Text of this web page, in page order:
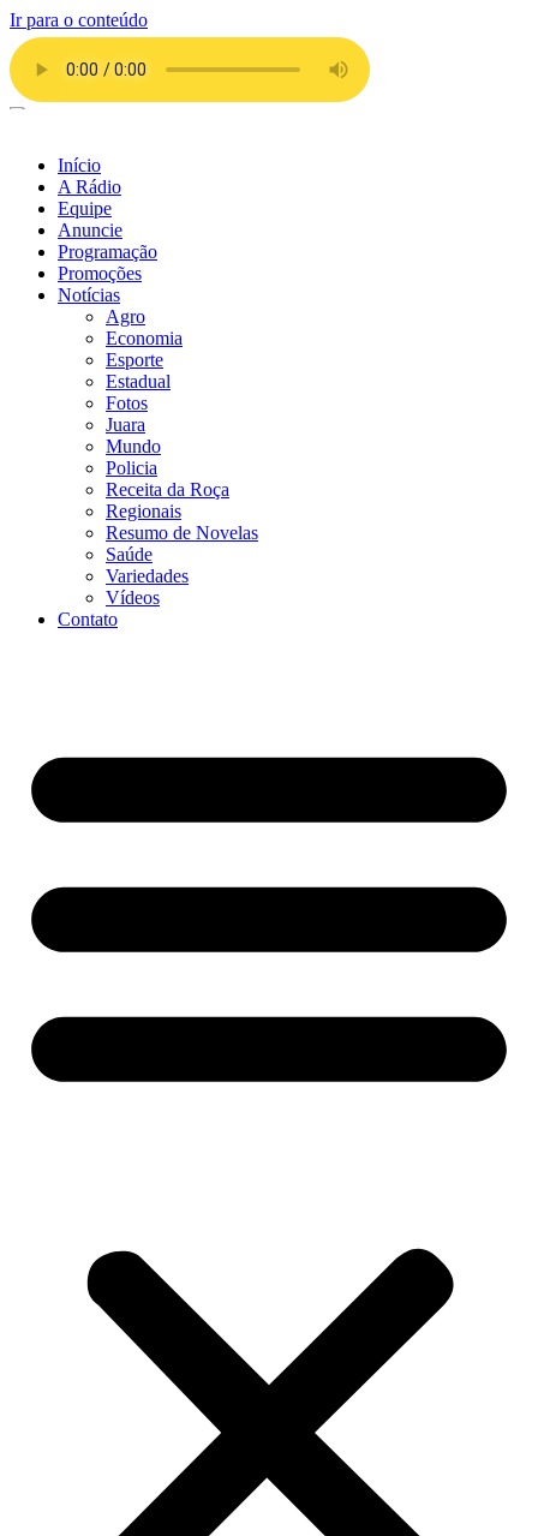
Ir para o conteúdo
Início
A Rádio
Equipe
Anuncie
Programação
Promoções
Notícias
Agro
Economia
Esporte
Estadual
Fotos
Juara
Mundo
Policia
Receita da Roça
Regionais
Resumo de Novelas
Saúde
Variedades
Vídeos
Contato